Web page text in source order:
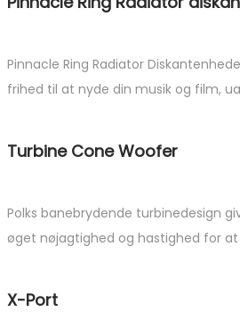
Pinnacle Ring Radiator
frihed til at nyde din musik og film,
Turbine Cone Woofer
Polks banebrydende turbinedesign
øget nøjagtighed og hastighed for
X-Port